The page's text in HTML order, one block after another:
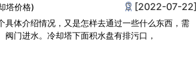
塔价格) [2022-07-22]
体介绍情况，又是怎样去通过一些什么东西，需
门进水。冷却塔下面积水盘有排污口，